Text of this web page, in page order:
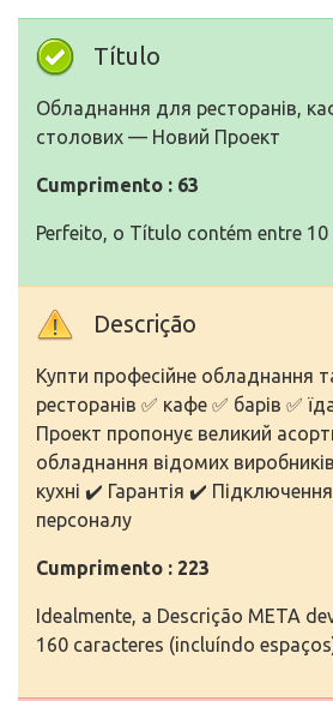
Título
Обладнання для ресторанів,
столових — Новий Проект
Cumprimento : 63
Perfeito, o Título contém entre 10
Descrição
Купти професійне обладнання
ресторанів ✅ кафе ✅ барів ✅
Проект пропонує великий
обладнання відомих
кухні ✔️ Гарантія ✔️
персоналу
Cumprimento : 223
Idealmente, a Descrição META
160 caracteres (incluíndo